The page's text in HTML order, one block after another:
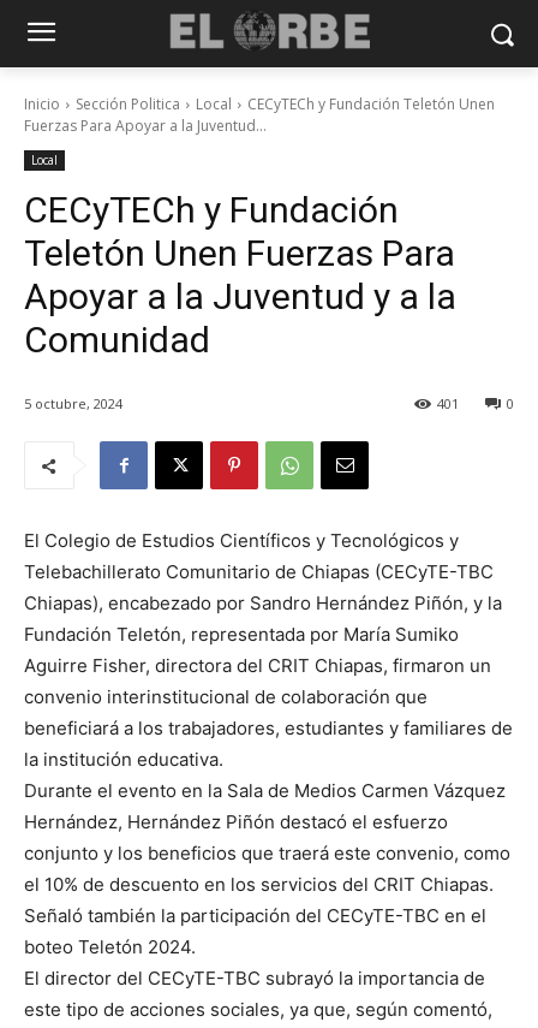
Inicio Sección Politica Local
CECyTECh y Fundación Teletón Unen
Fuerzas Para Apoyar a la Juventud...
Local
CECyTECh y Fundación
Teletón Unen Fuerzas Para
Apoyar a la Juventud y a la
Comunidad
5 octubre, 2024 0
401
El Colegio de Estudios Científicos y Tecnológicos y
Telebachillerato Comunitario de Chiapas (CECyTE-TBC
Chiapas), encabezado por Sandro Hernández Piñón, y la
Fundación Teletón, representada por María Sumiko
Aguirre Fisher, directora del CRIT Chiapas, firmaron un
convenio interinstitucional de colaboración que
beneficiará a los trabajadores, estudiantes y familiares de
la institución educativa.
Durante el evento en la Sala de Medios Carmen Vázquez
Hernández, Hernández Piñón destacó el esfuerzo
conjunto y los beneficios que traerá este convenio, como
el 10% de descuento en los servicios del CRIT Chiapas.
Señaló también la participación del CECyTE-TBC en el
boteo Teletón 2024.
El director del CECyTE-TBC subrayó la importancia de
este tipo de acciones sociales, ya que, según comentó,